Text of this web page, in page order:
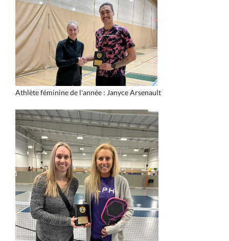
Athlète féminine de l'année : Janyce Arsenault